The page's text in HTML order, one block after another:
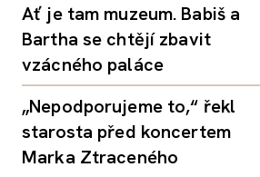
Ať je tam muzeum. Babiš a
Bartha se chtějí zbavit
vzácného paláce
„Nepodporujeme to,“ řekl
starosta před koncertem
Marka Ztraceného